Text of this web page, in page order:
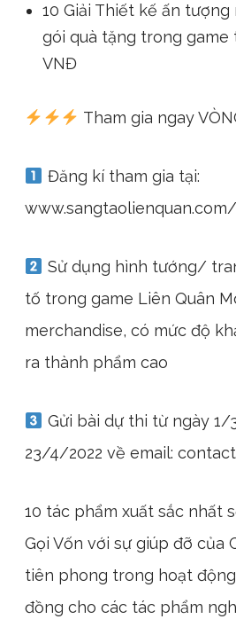
10 Giải Thiết kế ấn tượng
gói quà tặng trong game
VNĐ
Tham gia ngay
Đăng kí tham gia tại:
Sử dụng hình tướng/
tố trong game Liên Quân
merchandise, có mức độ
ra thành phẩm cao
Gửi bài dự thi từ ngày 1/
23/4/2022 về email:
10 tác phẩm xuất sắc nhất
Gọi Vốn với sự giúp đỡ của
tiên phong trong hoạt
đồng cho các tác phẩm